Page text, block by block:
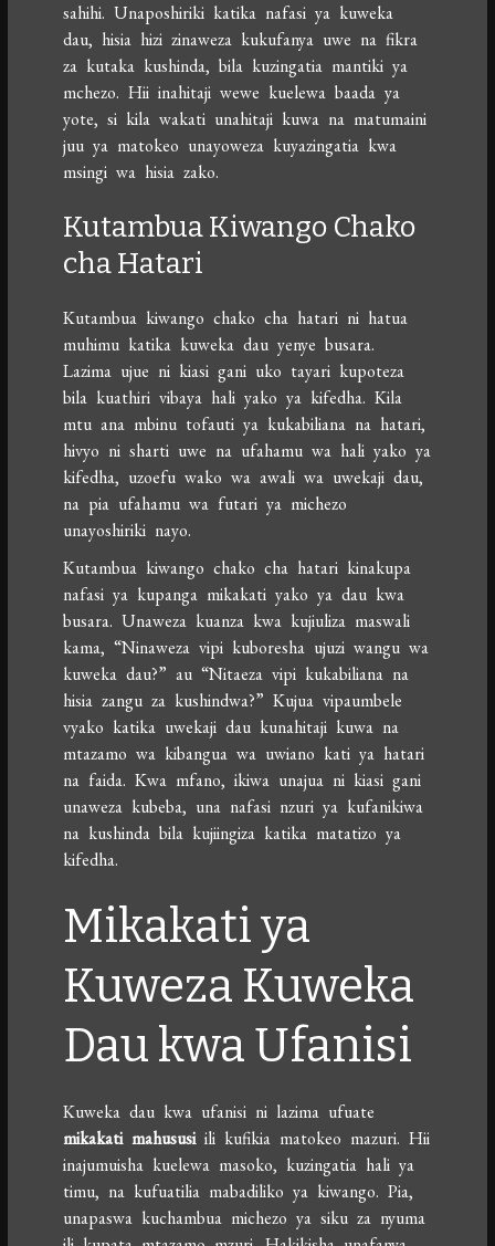
sahihi. Unaposhiriki katika nafasi ya kuweka
dau, hisia hizi zinaweza kukufanya uwe na fikra
za kutaka kushinda, bila kuzingatia mantiki ya
mchezo. Hii inahitaji wewe kuelewa baada ya
yote, si kila wakati unahitaji kuwa na matumaini
juu ya matokeo unayoweza kuyazingatia kwa
msingi wa hisia zako.
Kutambua Kiwango Chako
cha Hatari
Kutambua kiwango chako cha hatari ni hatua
muhimu katika kuweka dau yenye busara.
Lazima ujue ni kiasi gani uko tayari kupoteza
bila kuathiri vibaya hali yako ya kifedha. Kila
mtu ana mbinu tofauti ya kukabiliana na hatari,
hivyo ni sharti uwe na ufahamu wa hali yako ya
kifedha, uzoefu wako wa awali wa uwekaji dau,
na pia ufahamu wa futari ya michezo
unayoshiriki nayo.
Kutambua kiwango chako cha hatari kinakupa
nafasi ya kupanga mikakati yako ya dau kwa
busara. Unaweza kuanza kwa kujiuliza maswali
kama, “Ninaweza vipi kuboresha ujuzi wangu wa
kuweka dau?” au “Nitaeza vipi kukabiliana na
hisia zangu za kushindwa?” Kujua vipaumbele
vyako katika uwekaji dau kunahitaji kuwa na
mtazamo wa kibangua wa uwiano kati ya hatari
na faida. Kwa mfano, ikiwa unajua ni kiasi gani
unaweza kubeba, una nafasi nzuri ya kufanikiwa
na kushinda bila kujiingiza katika matatizo ya
kifedha.
Mikakati ya
Kuweza Kuweka
Dau kwa Ufanisi
Kuweka dau kwa ufanisi ni lazima ufuate
mikakati mahususiili kufikia matokeo mazuri. Hii
inajumuisha kuelewa masoko, kuzingatia hali ya
timu, na kufuatilia mabadiliko ya kiwango. Pia,
unapaswa kuchambua michezo ya siku za nyuma